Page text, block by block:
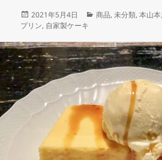
投
稿
2021年5月4日
カ
リ
ー
商品,未分類,本山
プリン, 自家製ケーキ